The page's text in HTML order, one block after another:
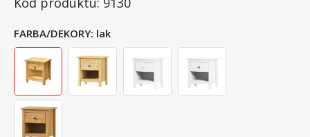
FARBA/DEKORY: lak